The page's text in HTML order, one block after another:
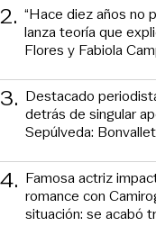
2. “Hace diez años no
lanza teoría que
Flores y Fabiola
3. Destacado
detrás de singular
Sepúlveda:
4. Famosa actriz
romance con
situación: se acabó